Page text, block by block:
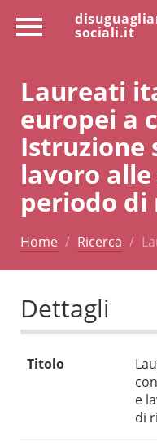
sociali.it
Laureati
europei a
Istruzione
lavoro
periodo
Home Ricerca
Dettagli
Titolo
e
di